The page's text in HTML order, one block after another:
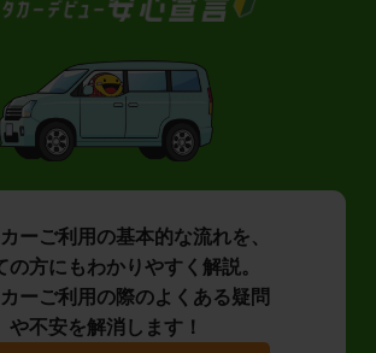
ーご利用の基本的な流れを、
の方にもわかりやすく解説。
ーご利用の際のよくある疑問
や不安を解消します！